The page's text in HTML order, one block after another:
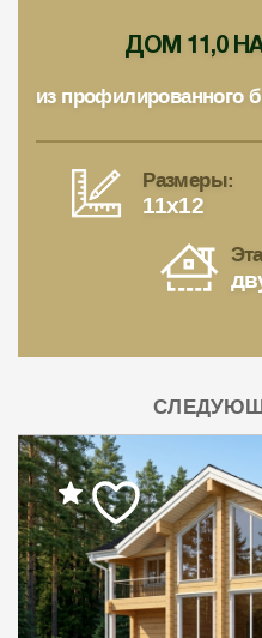
ДОМ 11,0
из профилированного
Размеры:
11x12